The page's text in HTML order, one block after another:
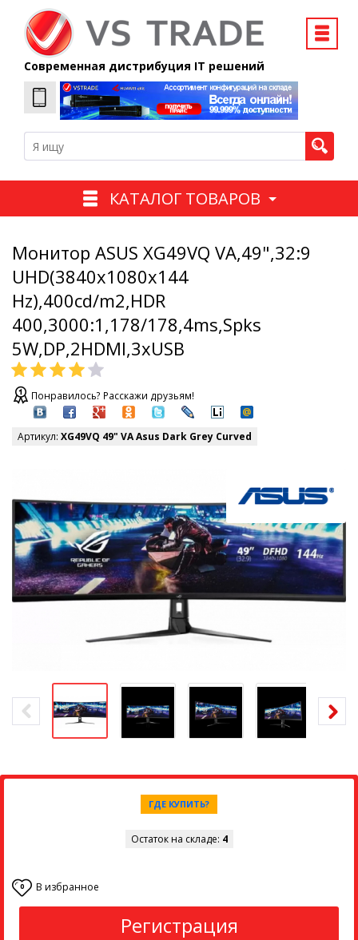
Современная дистрибуция IT решений
КАТАЛОГ ТОВАРОВ
Монитор ASUS XG49VQ VA,49",32:9
UHD(3840x1080x144
Hz),400cd/m2,HDR
400,3000:1,178/178,4ms,Spks
5W,DP,2HDMI,3xUSB
Понравилось? Расскажи друзьям!
Артикул: XG49VQ 49" VA Asus Dark Grey Curved
ГДЕ КУПИТЬ?
Остаток на складе: 4
0 В избранное
Регистрация